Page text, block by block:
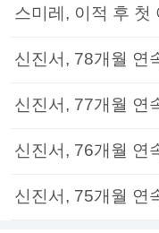
스미레, 이적 후 첫
신진서, 78개월 연
신진서, 77개월 연
신진서, 76개월 연
신진서, 75개월 연